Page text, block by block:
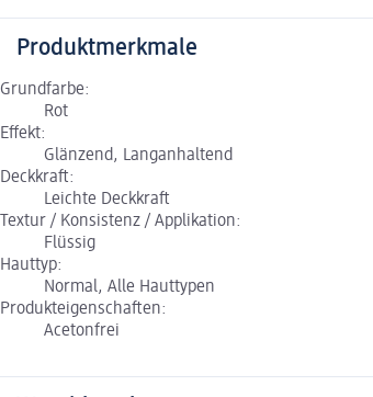
Produktmerkmale
Grundfarbe:
Rot
Effekt:
Glänzend, Langanhaltend
Deckkraft:
Leichte Deckkraft
Textur / Konsistenz / Applikation:
Flüssig
Hauttyp:
Normal, Alle Hauttypen
Produkteigenschaften:
Acetonfrei